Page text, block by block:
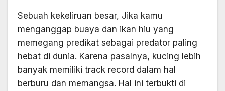
Sebuah kekeliruan besar, Jika kamu
menganggap buaya dan ikan hiu yang
memegang predikat sebagai predator paling
hebat di dunia. Karena pasalnya, kucing lebih
banyak memiliki track record dalam hal
berburu dan memangsa. Hal ini terbukti di